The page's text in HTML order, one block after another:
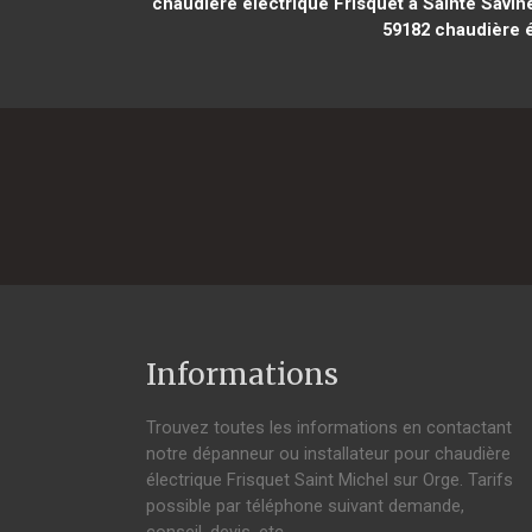
59182chaudière
Informations
Trouvez toutes les informations en contactant
notre dépanneur ou installateur pour chaudière
électrique Frisquet Saint Michel sur Orge. Tarifs
possible par téléphone suivant demande,